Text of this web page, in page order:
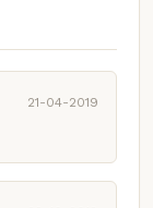
21-04-2019